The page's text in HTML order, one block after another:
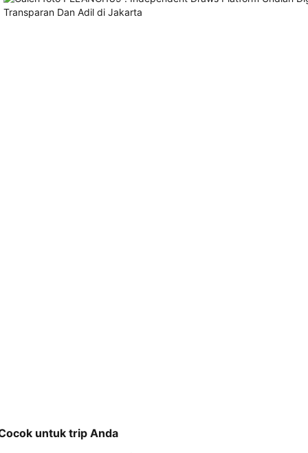
rincian
untuk trip Anda